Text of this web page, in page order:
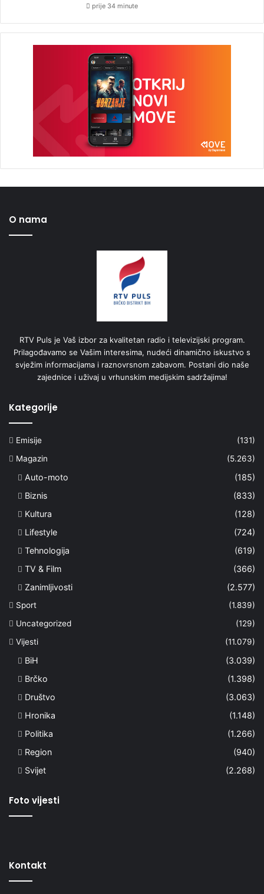
prije 34 minute
O nama
RTV Puls je Vaš izbor za kvalitetan radio i televizijski program.
Prilagođavamo se Vašim interesima, nudeći dinamično iskustvo s
svježim informacijama i raznovrsnom zabavom. Postani dio naše
zajednice i uživaj u vrhunskim medijskim sadržajima!
Kategorije
Emisije
(131)
Magazin
(5.263)
Auto-moto
(185)
Biznis
(833)
Kultura
(128)
Lifestyle
(724)
Tehnologija
(619)
TV & Film
(366)
Zanimljivosti
(2.577)
Sport
(1.839)
Uncategorized
(129)
Vijesti
(11.079)
BiH
(3.039)
Brčko
(1.398)
Društvo
(3.063)
Hronika
(1.148)
Politika
(1.266)
Region
(940)
Svijet
(2.268)
Foto vijesti
Kontakt